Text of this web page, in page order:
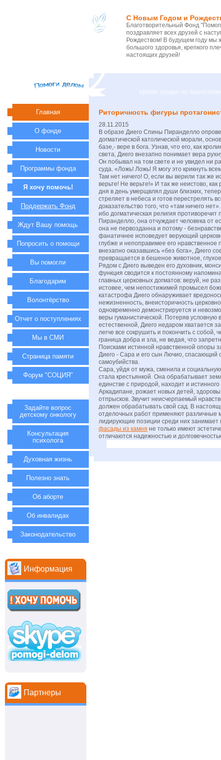
С Новым Годом и
Благотворительный Фонд
поздравляет всех друзей с
Рождеством! В будущем году
большого здоровья, крепкого
настоящих друзей!
проект создан по
Риторичность фигуры
28.11.2015
В образе Диего Спины Пиранделло
догматической католической морали,
базе,- вере в бога. Узнав, что его, как
света, Диего внезапно понимает вера
Он побывал на том свете и не увидел ни
суда. «Ложь! Ложь! Я могу это крикнуть
Там нет ничего! О, если вы верили так же
верьте! Не верьте!» И так же неистово, как
дня в день умерщвлял души близких,
стреляет в небеса и готов перестрелять
доказательство того, что «там ничего
ибо догматическая религия
Пиранделло, она отчуждает человека от
она не первозданна и потому -
фанатичнее исповедует верующий
глубже и непоправимее его нравственное
внезапно оказавшись «без бога», Диего
превращается в бешеное животное,
Рядом с Диего выведен его духовник,
функция сводится к постоянному
главных церковных догматов: веруй, не
истовее, чем непостижимей промысел
катастрофа Диего обнаруживает
нежизненность, внеисторичность
одновременно демонстрируется и
веры гуманистической. Потеряв условную
естественной, Диего недаром хватается
легче все сокрушить и покончить с собой,
граница добра и зла, не ведая, что
Поисками истинной нравственной опоры
Диего - Сара и его сын Лючио, спасающий
самоубийства.
Сара, уйдя от мужа, сменила и
стала крестьянкой. Она обрабатывает
единстве с природой, находит и истинного
Аркадипане, рожает новых детей,
отпрысков. Звучит неисчерпаемый
должен обрабатывать свой сад. В
отделочных работ применяют различные
лидирующие позиции среди них занимает
фасады из камня не только имеют
отличаются надежностью и
Главная
О фонде
Новости
Программы фонда
Я хочу помочь!
Поддержать Фонд
Ждут Вашу помощь
Попросить о помощи
Вы помогли
Благодарим
Волонтёрство
Отчет о поступлениях
Мы в СМИ
Страница памяти
Форум "СОЦИЯ"
Задайте вопрос
детскому онкологу
Консультация
психолога
Духовная жизнь
Полезно знать
Об аборте
Об инвалидах
Законодательство
Информация
Партнеры